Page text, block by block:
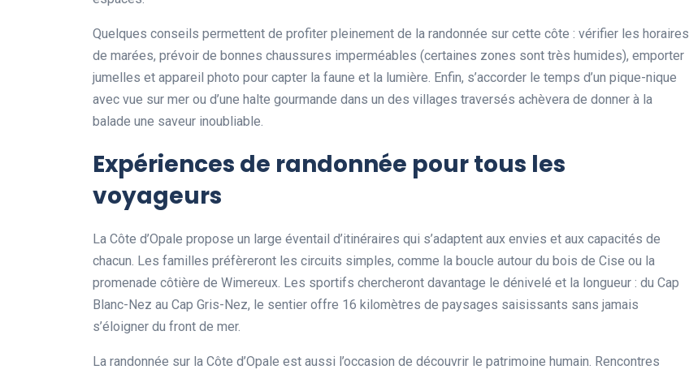
Quelques conseils permettent de profiter pleinement de la randonnée sur cette côte : vérifier les horaires
de marées, prévoir de bonnes chaussures imperméables (certaines zones sont très humides), emporter
jumelles et appareil photo pour capter la faune et la lumière. Enfin, s’accorder le temps d’un pique-nique
avec vue sur mer ou d’une halte gourmande dans un des villages traversés achèvera de donner à la
balade une saveur inoubliable.
Expériences de randonnée pour tous les
voyageurs
La Côte d’Opale propose un large éventail d’itinéraires qui s’adaptent aux envies et aux capacités de
chacun. Les familles préfèreront les circuits simples, comme la boucle autour du bois de Cise ou la
promenade côtière de Wimereux. Les sportifs chercheront davantage le dénivelé et la longueur : du Cap
Blanc-Nez au Cap Gris-Nez, le sentier offre 16 kilomètres de paysages saisissants sans jamais
s’éloigner du front de mer.
La randonnée sur la Côte d’Opale est aussi l’occasion de découvrir le patrimoine humain. Rencontres